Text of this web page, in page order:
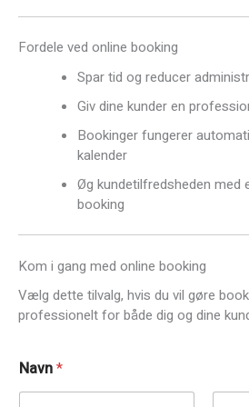
Fordele ved online booking
Spar tid og reducer
Giv dine kunder en
Bookinger fungerer
kalender
Øg kundetilfredsheden med
booking
Kom i gang med online booking
Vælg dette tilvalg, hvis du vil gøre
professionelt for både dig og dine
Navn*